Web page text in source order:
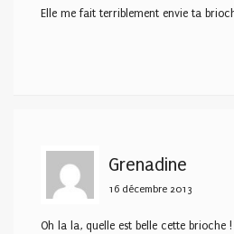
Elle me fait terriblement envie ta
Grenadine
16 décembre 2013
Oh la la, quelle est belle cette brioche